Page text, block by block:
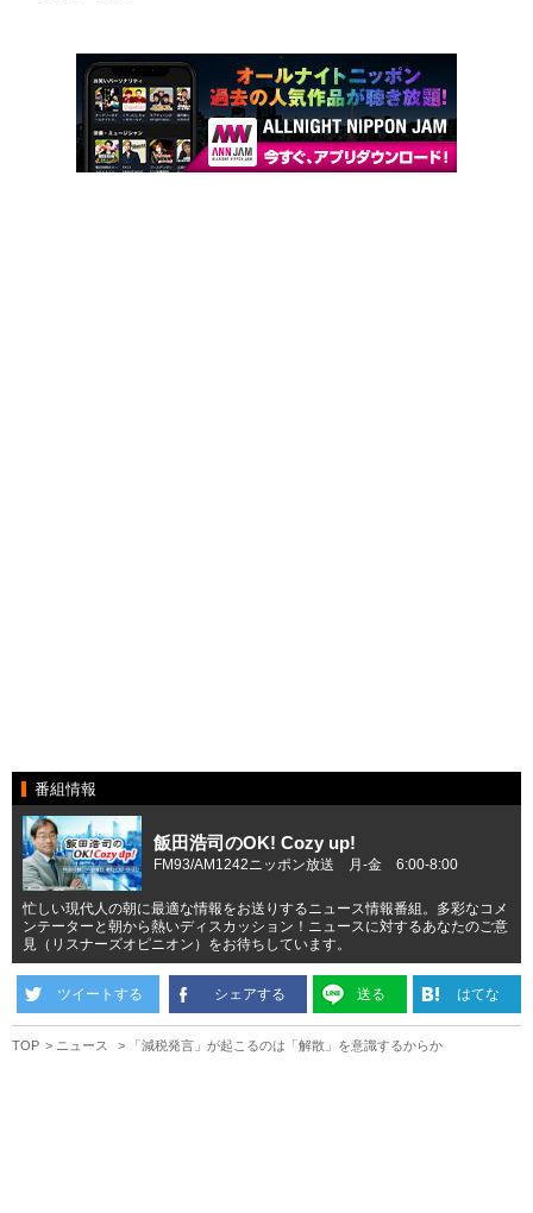
番組情報
飯田浩司のOK! Cozy up!
FM93/AM1242ニッポン放送 月-金 6:00-8:00
忙しい現代人の朝に最適な情報をお送りするニュース情報番組。多彩なコメ
ンテーターと朝から熱いディスカッション！ニュースに対するあなたのご意
見（リスナーズオピニオン）をお待ちしています。
ツイートする シェアする 送る はてな
TOP ニュース 「減税発言」が起こるのは「解散」を意識するからか